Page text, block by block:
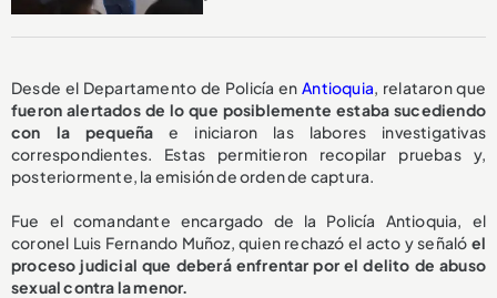
Desde el Departamento de Policía enAntioquia, relataron que
fueron alertados de lo que posiblemente estaba sucediendo
con la pequeña e iniciaron las labores investigativas
correspondientes. Estas permitieron recopilar pruebas y,
posteriormente, la emisión de orden de captura.
Fue el comandante encargado de la Policía Antioquia, el
coronel Luis Fernando Muñoz, quien rechazó el acto y señaló el
proceso judicial que deberá enfrentar por el delito de abuso
sexual contra la menor.